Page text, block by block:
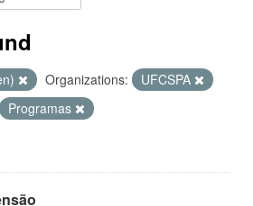
Organizations:
UFCSPA
Programas